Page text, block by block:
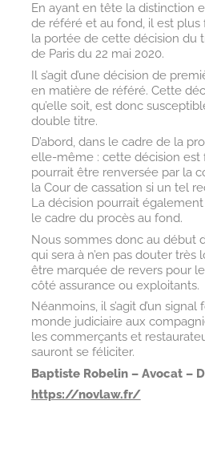
En ayant en tête la distinction
de référé et au fond, il est
la portée de cette décision du
de Paris du 22 mai 2020.
Il s’agit d’une décision de
en matière de référé. Cette
qu’elle soit, est donc
double titre.
D’abord, dans le cadre de la
elle-même : cette décision est
pourrait être renversée par la
la Cour de cassation si un tel
La décision pourrait
le cadre du procès au fond.
Nous sommes donc au début
qui sera à n’en pas douter très
être marquée de revers pour
côté assurance ou exploitants.
Néanmoins, il s’agit d’un
monde judiciaire aux
les commerçants et
sauront se féliciter.
Baptiste Robelin – Avocat –
https://novlaw.fr/